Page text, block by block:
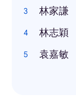
林家謙
林志穎
袁嘉敏